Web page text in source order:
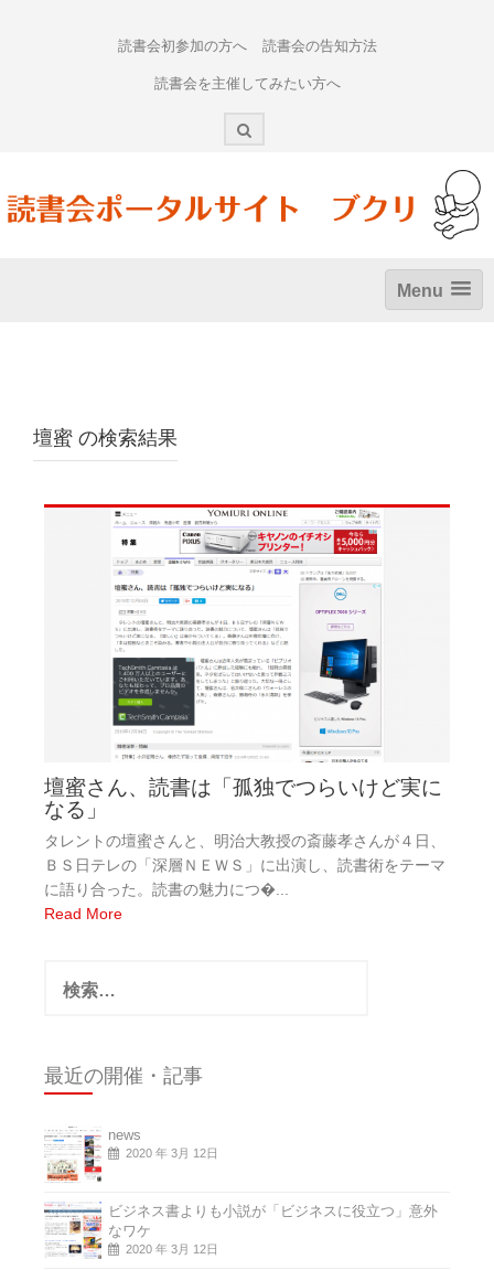
読書会初参加の方へ 読書会の告知方法
読書会を主催してみたい方へ
Menu
壇蜜 の検索結果
壇蜜さん、読書は「孤独でつらいけど実に
なる」
タレントの壇蜜さんと、明治大教授の斎藤孝さんが４日、
ＢＳ日テレの「深層ＮＥＷＳ」に出演し、読書術をテーマ
に語り合った。読書の魅力につ�...
Read More
索:
最近の開催・記事
news
2020 年 3月 12日
ビジネス書よりも小説が「ビジネスに役立つ」意外
なワケ
2020 年 3月 12日